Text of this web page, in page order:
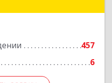
457
6
Подробнее